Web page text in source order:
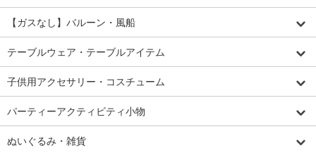
【ガスなし】バルーン・風船
テーブルウェア・テーブルアイテム
子供用アクセサリー・コスチューム
パーティーアクティビティ小物
ぬいぐるみ・雑貨